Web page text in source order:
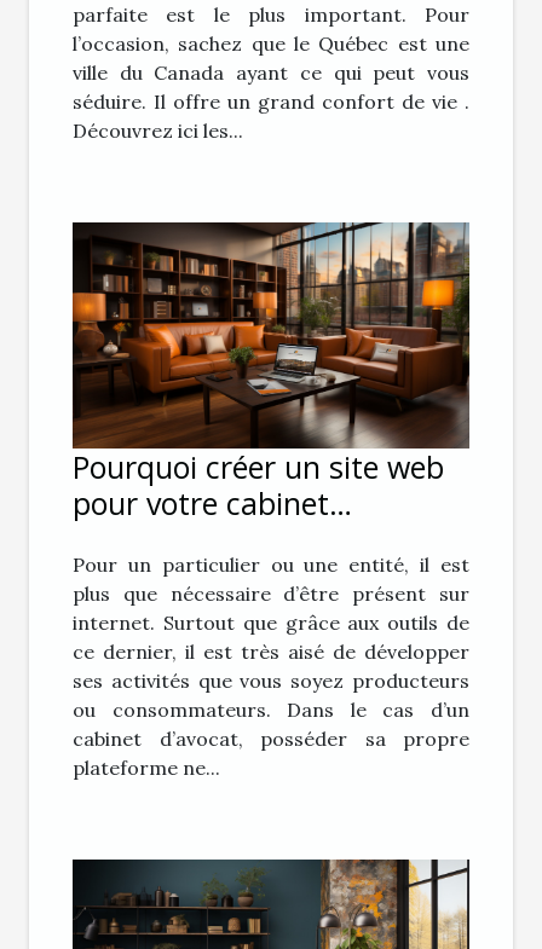
parfaite est le plus important. Pour
l’occasion, sachez que le Québec est une
ville du Canada ayant ce qui peut vous
séduire. Il offre un grand confort de vie .
Découvrez ici les...
Pourquoi créer un site web
pour votre cabinet
Pour un particulier ou une entité, il est
plus que nécessaire d’être présent sur
internet. Surtout que grâce aux outils de
ce dernier, il est très aisé de développer
ses activités que vous soyez producteurs
ou consommateurs. Dans le cas d’un
cabinet d’avocat, posséder sa propre
plateforme ne...